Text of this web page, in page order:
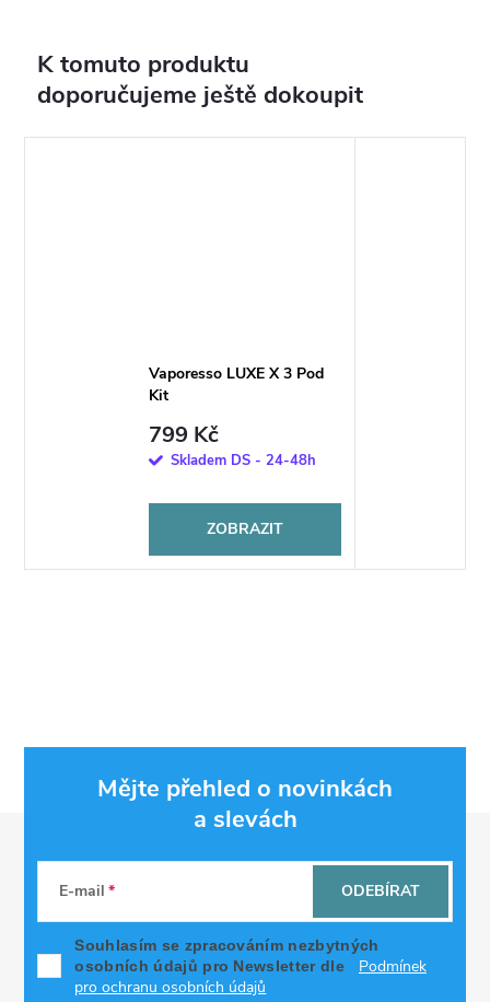
K tomuto produktu
doporučujeme ještě dokoupit
Vaporesso LUXE X 3 Pod
Kit
799 Kč
Skladem DS - 24-48h
ZOBRAZIT
Mějte přehled o novinkách
a slevách
E-mail
Souhlasím se zpracováním nezbytných
osobních údajů pro Newsletter dle
Podmínek
pro ochranu osobních údajů
ODEBÍRAT